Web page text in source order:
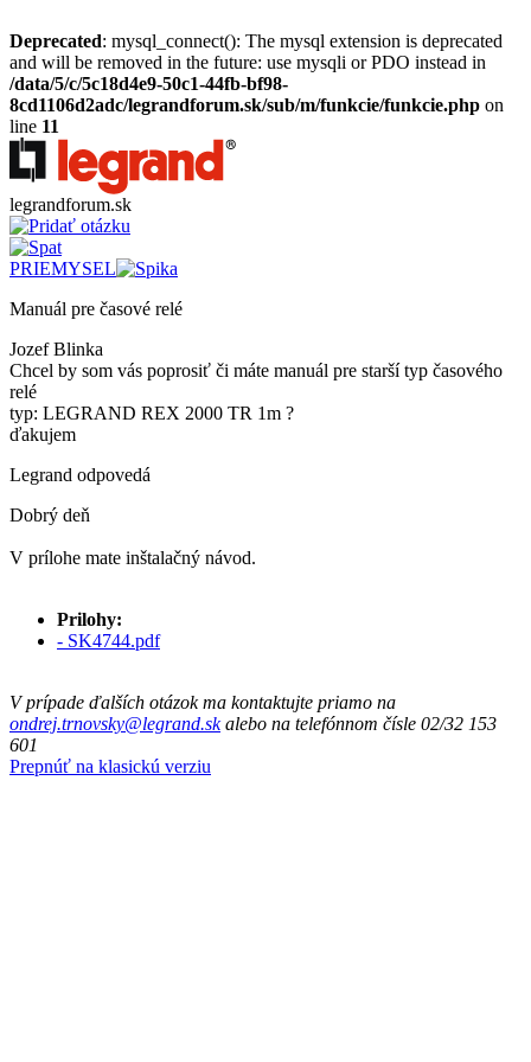
Deprecated: mysql_connect(): The mysql extension is deprecated
and will be removed in the future: use mysqli or PDO instead in
/data/5/c/5c18d4e9-50c1-44fb-bf98-
8cd1106d2adc/legrandforum.sk/sub/m/funkcie/funkcie.php on
line 11
legrandforum.sk
PRIEMYSEL
Manuál pre časové relé
Jozef Blinka
Chcel by som vás poprosiť či máte manuál pre starší typ časového
relé
typ: LEGRAND REX 2000 TR 1m ?
ďakujem
Legrand odpovedá
Dobrý deň
V prílohe mate inštalačný návod.
Prilohy:
- SK4744.pdf
V prípade ďalších otázok ma kontaktujte priamo na
ondrej.trnovsky@legrand.skalebo na telefónnom čísle 02/32 153
601
Prepnúť na klasickú verziu